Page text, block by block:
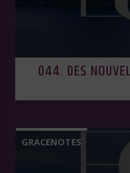
044. DES
GRACENOTES